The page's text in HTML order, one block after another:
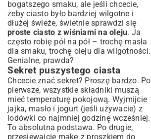
bogatszego smaku, ale jeśli chcecie,
żeby ciasto było bardziej wilgotne i
dłużej świeże, świetnie sprawdzi się
proste ciasto z wiśniami na oleju. Ja
często robię pół na pół – trochę masła
dla smaku, trochę oleju dla wilgotności.
Genialne, prawda?
Sekret puszystego ciasta
Chcecie znać sekret? Proszę bardzo. Po
pierwsze, wszystkie składniki muszą
mieć temperaturę pokojową. Wyjmijcie
jajka, masło i jogurt (jeśli używacie) z
lodówki co najmniej godzinę wcześniej.
To absolutna podstawa. Po drugie,
przesiewajcie mąkę z proszkiem do